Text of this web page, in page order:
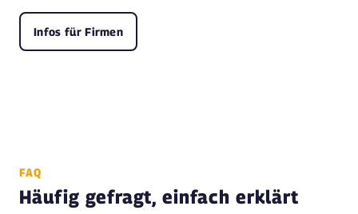
Infos für Firmen
FAQ
Häufig gefragt, einfach erklärt